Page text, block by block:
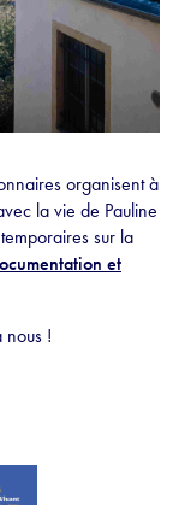
organisent à
la vie de Pauline
sur la
et
nous !